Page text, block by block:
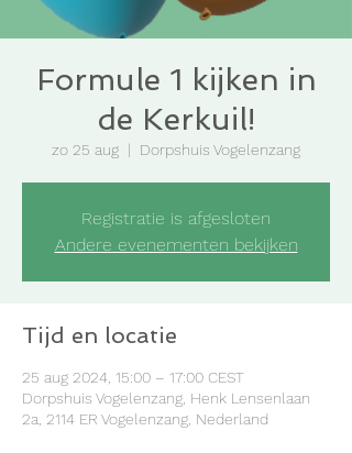
Formule 1 kijken in
de Kerkuil!
zo 25 aug
  |
Dorpshuis Vogelenzang
Registratie is afgesloten
Andere evenementen bekijken
Tijd en locatie
25 aug 2024, 15:00 – 17:00 CEST
Dorpshuis Vogelenzang, Henk Lensenlaan
2a, 2114 ER Vogelenzang, Nederland